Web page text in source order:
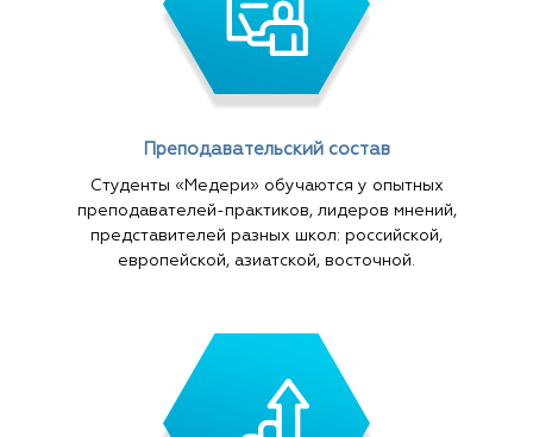
Преподавательский состав
Студенты «Медери» обучаются у опытных
преподавателей-практиков, лидеров мнений,
представителей разных школ: российской,
европейской, азиатской, восточной.